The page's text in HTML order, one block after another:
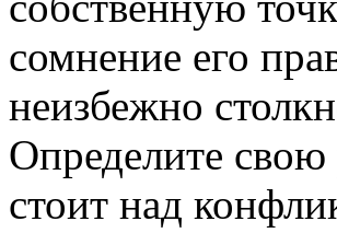
сомнение его
неизбежно
Определите свою
стоит над